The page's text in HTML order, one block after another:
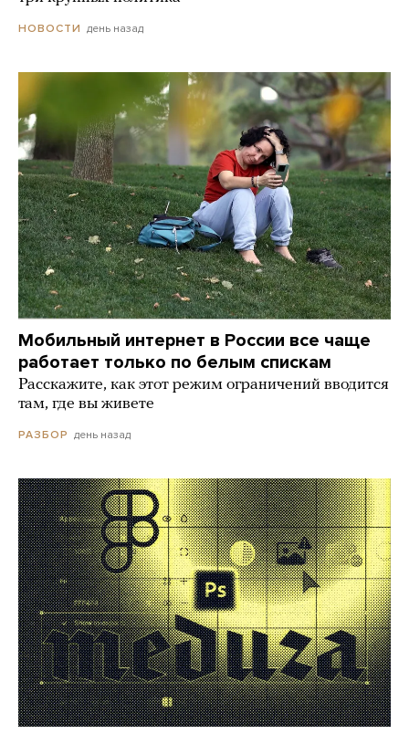
НОВОСТИ день назад
Мобильный интернет в России все чаще
работает только по белым спискам
Расскажите, как этот режим ограничений вводится
там, где вы живете
РАЗБОР день назад